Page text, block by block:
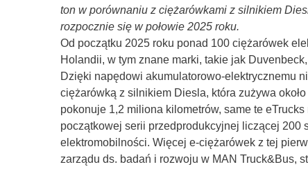
ton w porównaniu z ciężarówkami z silnikiem
rozpocznie się w połowie 2025 roku.
Od początku 2025 roku ponad 100 ciężarówek
Holandii, w tym znane marki, takie jak
Dzięki napędowi akumulatorowo-elektrycznemu
ciężarówką z silnikiem Diesla, która zużywa
pokonuje 1,2 miliona kilometrów, same te
początkowej serii przedprodukcyjnej liczącej 200
elektromobilności. Więcej e-ciężarówek z tej
zarządu ds. badań i rozwoju w MAN Truck&Bus,